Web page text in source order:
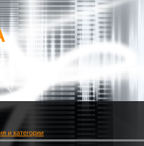
и категории